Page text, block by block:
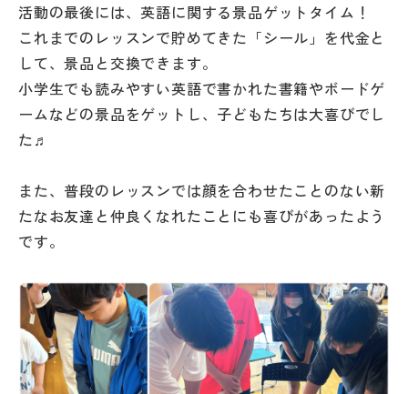
活動の最後には、英語に関する景品ゲットタイム！
これまでのレッスンで貯めてきた「シール」を代金と
して、景品と交換できます。
小学生でも読みやすい英語で書かれた書籍やボードゲ
ームなどの景品をゲットし、子どもたちは大喜びでし
た♬
また、普段のレッスンでは顔を合わせたことのない新
たなお友達と仲良くなれたことにも喜びがあったよう
です。